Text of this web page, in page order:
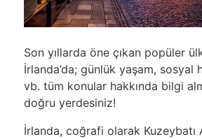
Son yıllarda öne çıkan popüler
İrlanda’da; günlük yaşam, sosyal
vb. tüm konular hakkında bilgi
doğru yerdesiniz!
İrlanda, coğrafi olarak Kuzeybatı